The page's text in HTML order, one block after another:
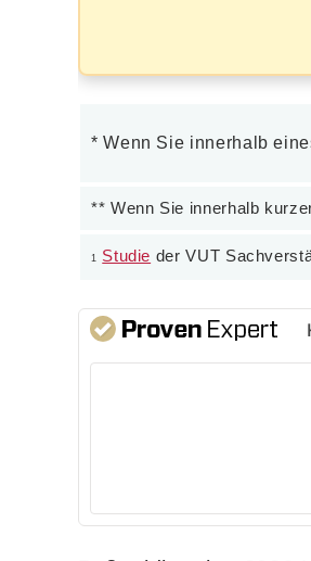
* Wenn Sie innerhalb
** Wenn Sie innerhalb
1 Studie der VUT